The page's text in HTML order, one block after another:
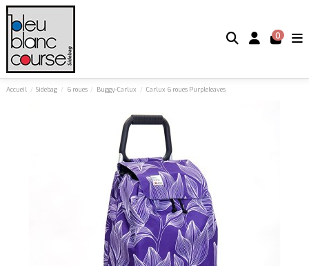
0
Accueil Sidebag 6 roues Buggy-Carlux Carlux 6 roues Purpleleaves